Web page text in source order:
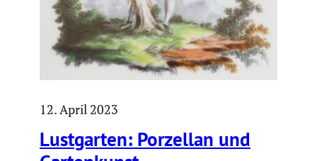
12. April 2023
Lustgarten: Porzellan und